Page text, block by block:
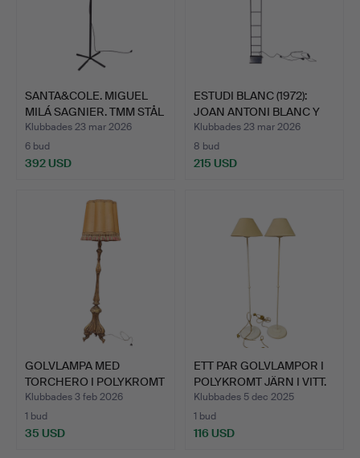
SANTA&COLE. MIGUEL
MILÁ SAGNIER. TMM STÅL
…
Klubbades 23 mar 2026
6 bud
392 USD
ESTUDI BLANC (1972):
JOAN ANTONI BLANC Y
P…
Klubbades 23 mar 2026
8 bud
215 USD
GOLVLAMPA MED
TORCHERO I POLYKROMT
TRÄ.
Klubbades 3 feb 2026
1 bud
35 USD
ETT PAR GOLVLAMPOR I
POLYKROMT JÄRN I VITT.
Klubbades 5 dec 2025
1 bud
116 USD